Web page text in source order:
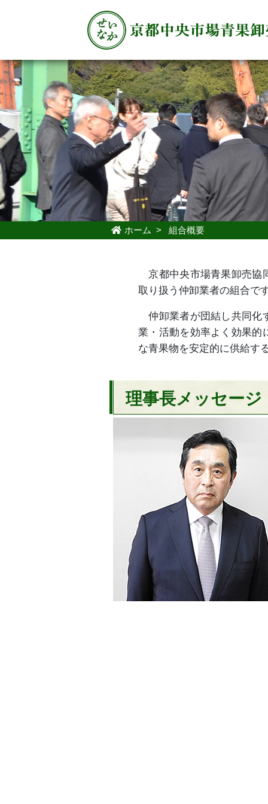
ホーム > 組合概要
京都中央市場青果卸売協
取り扱う仲卸業者の組合で
仲卸業者が団結し共同化
業・活動を効率よく効果的
な青果物を安定的に供給す
理事長メッセージ